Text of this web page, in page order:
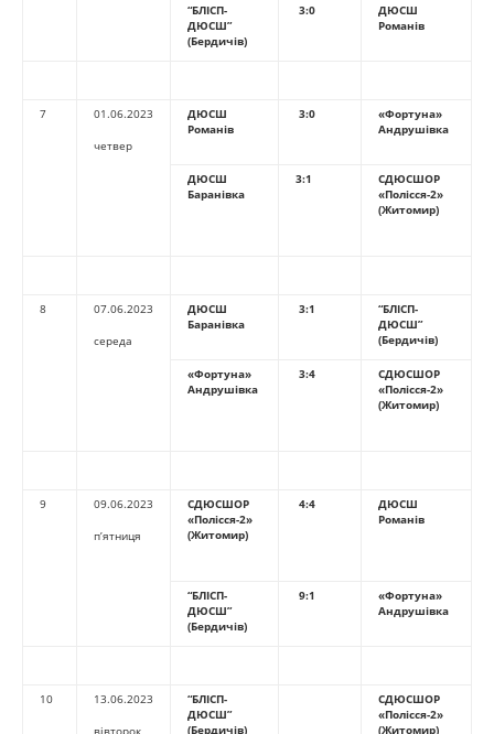
“БЛІСП-
ДЮСШ”
(Бердичів)
3:0
ДЮСШ
Романів
7 01.06.2023
четвер
ДЮСШ
Романів
3:0
«Фортуна»
Андрушівка
ДЮСШ
Баранівка
3:1
СДЮСШОР
«Полісся-2»
(Житомир)
8 07.06.2023
середа
ДЮСШ
Баранівка
3:1
“БЛІСП-
ДЮСШ”
(Бердичів)
«Фортуна»
Андрушівка
3:4
СДЮСШОР
«Полісся-2»
(Житомир)
9 09.06.2023
п’ятниця
СДЮСШОР
«Полісся-2»
(Житомир)
4:4
ДЮСШ
Романів
“БЛІСП-
ДЮСШ”
(Бердичів)
9:1
«Фортуна»
Андрушівка
10 13.06.2023
вівторок
“БЛІСП-
ДЮСШ”
(Бердичів)
СДЮСШОР
«Полісся-2»
(Житомир)